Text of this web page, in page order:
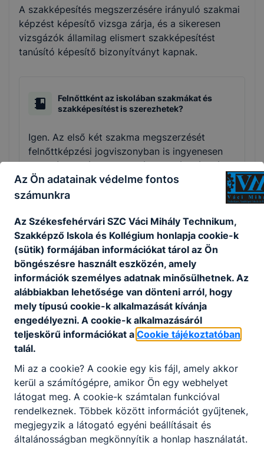
A szakképesítés megszerzésére irányuló szakmai
képzést képesítő vizsga zárja, és a sikeresen
vizsgázók államilag elismert szakképesítést
tanúsító képesítő bizonyítványt kapnak.
Felnőttként az iskolában szakmákat és
szakképesítést is szerezhetek?
Igen. Az első két szakma megszerzését
felnőttképzési jogviszonyban is ingyenesen
biztosítja az állami szakképző intézmény és
az együttműködési megállapodással
rendelkező nem állami szakképző intézmény
részvételre jogosult. Ingyenes képzéseinken
az első képesítő vizsga letételéig
térítésmentesen tanulhatnak azok, akik még
nem rendelkeznek az új szakképzési
rendszerben szerzett szakképesítéssel
Munka mellett is tudok szakmát vagy
Az iskolák a felnőttek számára mind a
szakmai oktatást, mind a szakmai képzést
rugalmasan, akár munka mellett, rövid idő
alatt szervezik meg, gyakran az esti órákban,
akár hétvégén is. Az egyes intézmények
Az Ön adatainak védelme fontos
számunkra
Az Székesfehérvári SZC Váci Mihály Technikum,
Szakképző Iskola és Kollégium honlapja cookie-k
(sütik) formájában információkat tárol az Ön
böngészésre használt eszközén, amely
információk személyes adatnak minősülhetnek. Az
alábbiakban lehetősége van dönteni arról, hogy
mely típusú cookie-k alkalmazását kívánja
engedélyezni. A cookie-k alkalmazásáról
teljeskörű információkat a Cookie tájékoztatóban
talál.
Mi az a cookie? A cookie egy kis fájl, amely akkor
kerül a számítógépre, amikor Ön egy webhelyet
látogat meg. A cookie-k számtalan funkcióval
rendelkeznek. Többek között információt gyűjtenek,
megjegyzik a látogató egyéni beállításait és
általánosságban megkönnyítik a honlap használatát.